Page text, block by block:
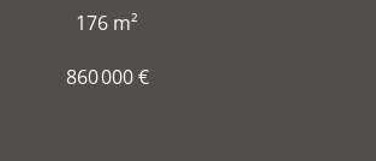
176 m²
860 000 €